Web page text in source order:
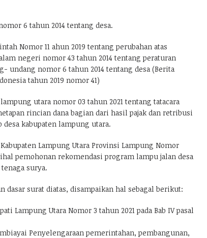
6 tahun 2014 tentang desa.
Nomor 11 ahun 2019 tentang perubahan atas
negeri nomor 43 tahun 2014 tentang peraturan
undang nomor 6 tahun 2014 tentang desa (Berita
tahun 2019 nomor 41)
utara nomor 03 tahun 2021 tentang tatacara
rincian dana bagian dari hasil pajak dan retribusi
desa kabupaten lampung utara.
Kabupaten Lampung Utara Provinsi Lampung Nomor
pemohonan rekomendasi program lampu jalan desa
surya.
dasar surat diatas, disampaikan hal sebagal berikut:
Lampung Utara Nomor 3 tahun 2021 pada Bab IV pasal
Penyelengaraan pemerintahan, pembangunan,